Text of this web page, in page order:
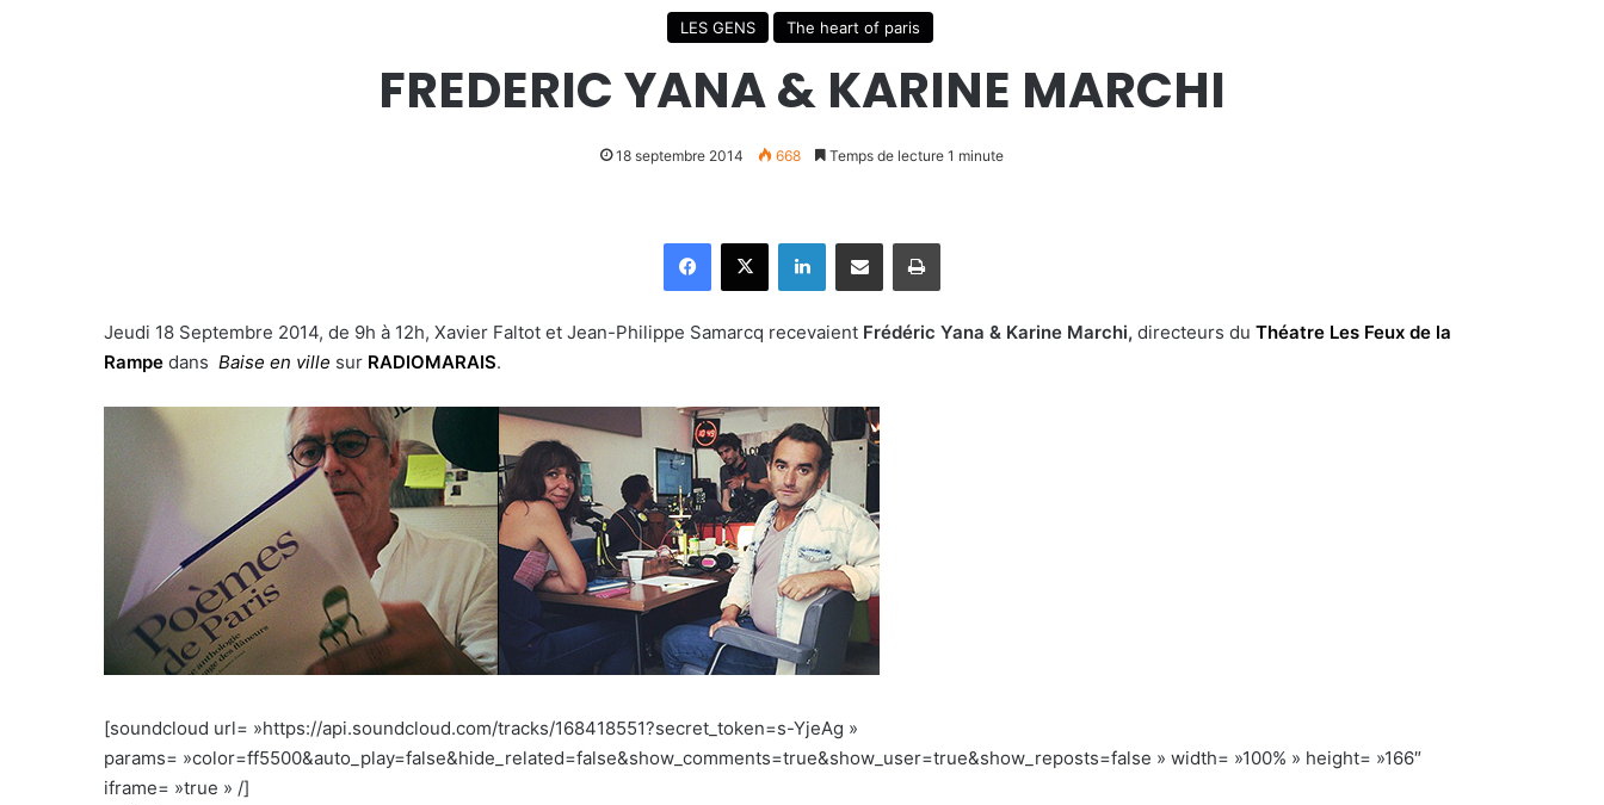
LES GENS The heart of paris
FREDERIC YANA & KARINE MARCHI
18 septembre 2014 668 Temps de lecture 1 minute
Jeudi 18 Septembre 2014, de 9h à 12h, Xavier Faltot et Jean-Philippe Samarcq recevaient Frédéric Yana & Karine Marchi, directeurs du Théatre Les Feux de la
Rampe dans Baise en ville sur RADIOMARAIS.
[soundcloud url= »https://api.soundcloud.com/tracks/168418551?secret_token=s-YjeAg »
params= »color=ff5500&auto_play=false&hide_related=false&show_comments=true&show_user=true&show_reposts=false » width= »100% » height= »166″
iframe= »true » /]